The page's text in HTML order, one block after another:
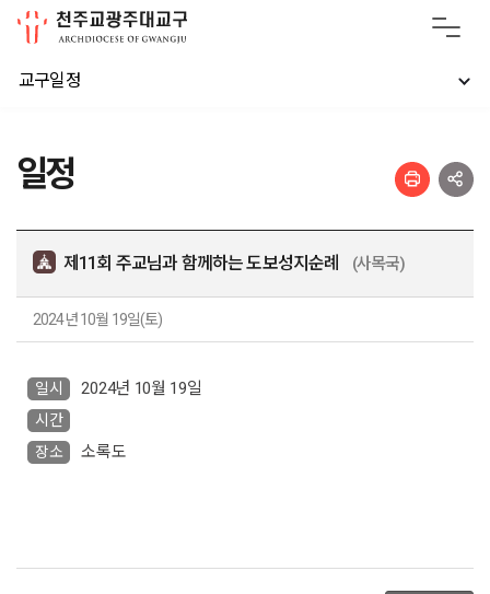
교구일정
일정
제11회 주교님과 함께하는 도보성지순례 (사목국)
2024년 10월 19일(토)
일시 2024년 10월 19일
시간
장소
소록도